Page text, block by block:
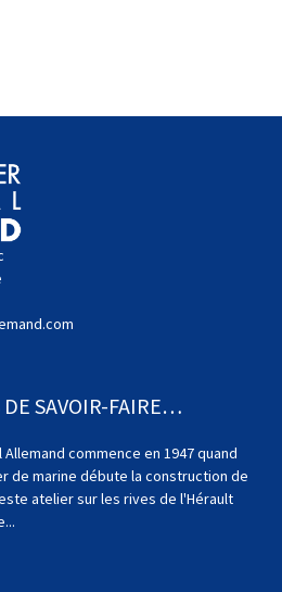
SAVOIR-FAIRE…
commence en 1947 quand
de marine débute la construction de
atelier sur les rives de l'Hérault